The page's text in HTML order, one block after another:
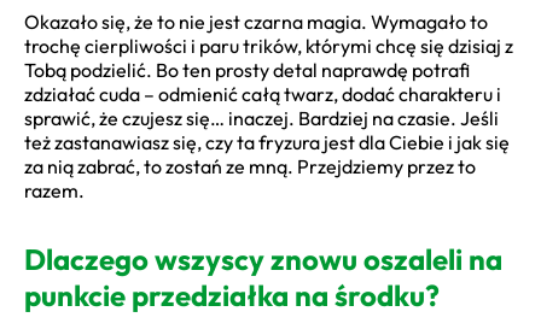
Okazało się, że to nie jest czarna magia. Wymagało to
trochę cierpliwości i paru trików, którymi chcę się dzisiaj z
Tobą podzielić. Bo ten prosty detal naprawdę potrafi
zdziałać cuda – odmienić całą twarz, dodać charakteru i
sprawić, że czujesz się… inaczej. Bardziej na czasie. Jeśli
też zastanawiasz się, czy ta fryzura jest dla Ciebie i jak się
za nią zabrać, to zostań ze mną. Przejdziemy przez to
razem.
Dlaczego wszyscy znowu oszaleli na
punkcie przedziałka na środku?